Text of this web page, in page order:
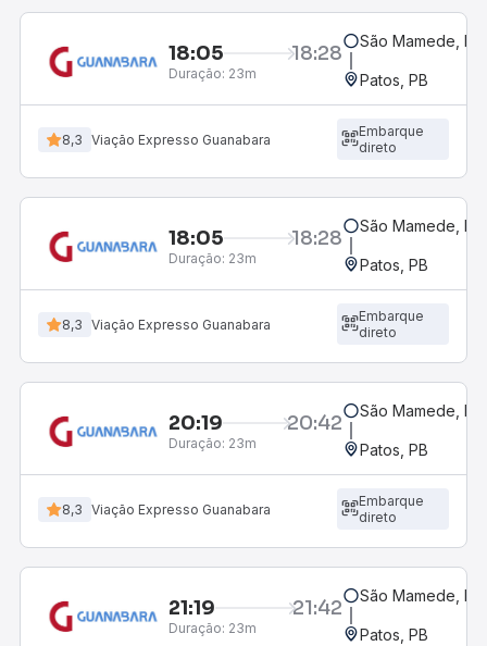
18:05 18:28
Duração: 23m
São Mamede, PB
Patos, PB
8,3 Viação Expresso Guanabara
Embarque
direto
18:05 18:28
Duração: 23m
São Mamede, PB
Patos, PB
8,3 Viação Expresso Guanabara
Embarque
direto
20:19 20:42
Duração: 23m
São Mamede, PB
Patos, PB
8,3 Viação Expresso Guanabara
Embarque
direto
21:19 21:42
Duração: 23m
São Mamede, PB
Patos, PB